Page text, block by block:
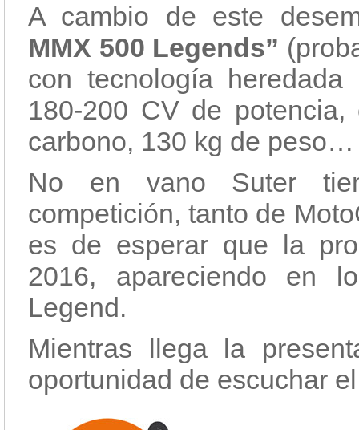
A cambio de este
MMX 500 Legends”
con tecnología
180-200 CV de
carbono, 130 kg de peso…
No en vano Suter
competición, tanto de
es de esperar que la
2016, apareciendo en
Legend.
Mientras llega la
oportunidad de escuchar